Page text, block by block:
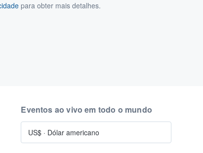
para obter mais detalhes.
Eventos ao vivo em todo o mundo
US$ · Dólar americano